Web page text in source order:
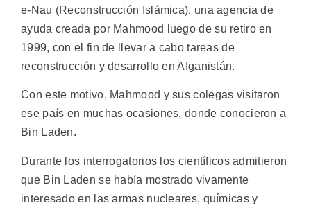
e-Nau (Reconstrucción Islámica), una agencia de
ayuda creada por Mahmood luego de su retiro en
1999, con el fin de llevar a cabo tareas de
reconstrucción y desarrollo en Afganistán.
Con este motivo, Mahmood y sus colegas visitaron
ese país en muchas ocasiones, donde conocieron a
Bin Laden.
Durante los interrogatorios los científicos admitieron
que Bin Laden se había mostrado vivamente
interesado en las armas nucleares, químicas y